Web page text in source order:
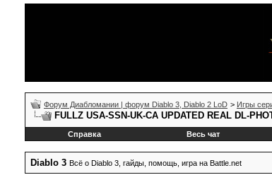
Форум Диабломании | форум Diablo 3, Diablo 2 LoD > Игры
FULLZ USA-SSN-UK-CA UPDATED REAL DL-
Справка
Весь чат
Diablo 3 Всё о Diablo 3, гайды, помощь, игра на Battle.net